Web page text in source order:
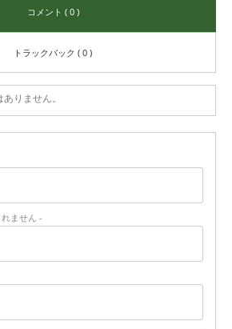
コメント ( 0 )
トラックバック ( 0 )
りません。
ません -